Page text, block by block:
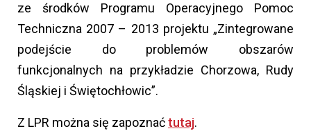
ze środków Programu Operacyjnego Pomoc
Techniczna 2007 – 2013 projektu „Zintegrowane
podejście do problemów obszarów
funkcjonalnych na przykładzie Chorzowa, Rudy
Śląskiej i Świętochłowic”.
Z LPR można się zapoznaćtutaj.